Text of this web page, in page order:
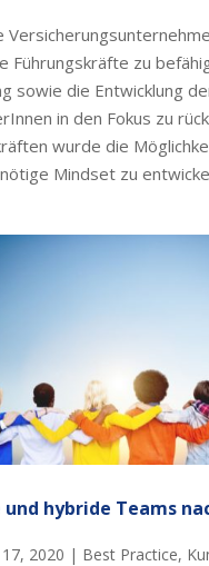
Führungskräfte zu
sowie die Entwicklung
in den Fokus zu
wurde die
Mindset zu
hybride Teams
2020 | Best Practice,